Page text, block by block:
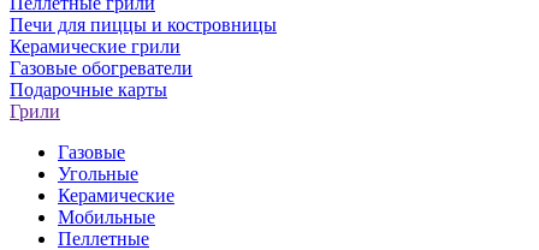
Печи для пиццы и костровницы
Керамические грили
Газовые обогреватели
Подарочные карты
Грили
Газовые
Угольные
Керамические
Мобильные
Пеллетные